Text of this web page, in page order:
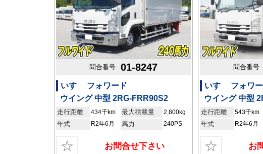
問合番号 01-8247
いすゞ フォワード
ウイング 中型 2RG-FRR90S2
走行距離 434千km 最大積載量 2,800kg
年式 R2年6月 馬力 240PS
☆ お問合せ下さい
問合番号
いすゞ フォワ
ウイング 中型
走行距離 543千km
年式 R2年6月
☆ お